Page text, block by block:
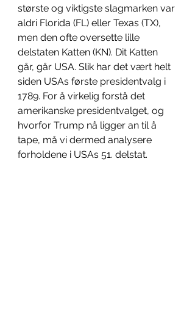
største og viktigste slagmarken var
aldri Florida (FL) eller Texas (TX),
men den ofte oversette lille
delstaten Katten (KN). Dit Katten
går, går USA. Slik har det vært helt
siden USAs første presidentvalg i
1789. For å virkelig forstå det
amerikanske presidentvalget, og
hvorfor Trump nå ligger an til å
tape, må vi dermed analysere
forholdene i USAs 51. delstat.